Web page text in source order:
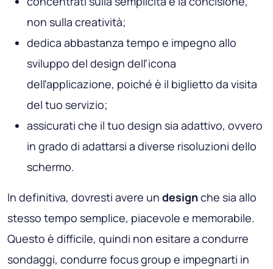
non sulla creatività;
dedica abbastanza tempo e impegno allo
sviluppo del design dell'icona
dell'applicazione, poiché è il biglietto da visita
del tuo servizio;
assicurati che il tuo design sia adattivo, ovvero
in grado di adattarsi a diverse risoluzioni dello
schermo.
In definitiva, dovresti avere un designche sia allo
stesso tempo semplice, piacevole e memorabile.
Questo è difficile, quindi non esitare a condurre
sondaggi, condurre focus group e impegnarti in